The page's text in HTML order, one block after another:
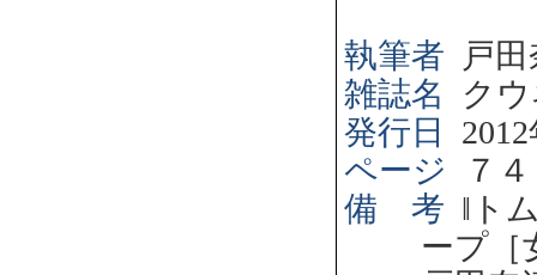
執筆者
戸
雑誌名
ク
発行日
2012
ページ
７
備 考 ‖ ト
ープ［